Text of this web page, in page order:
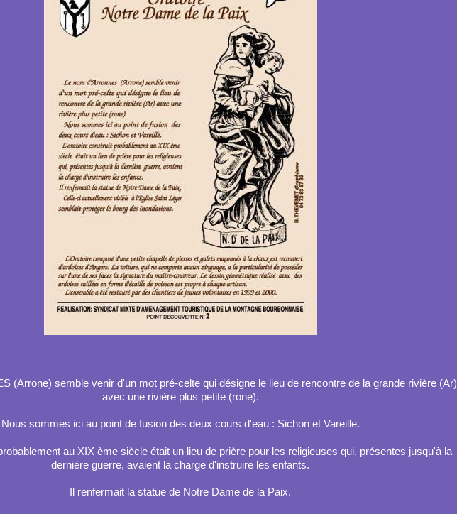
(Arrone) semble venir d'un mot pré-celte qui désigne le lieu de rencontre de la grande rivière (Ar)
avec une rivière plus petite (rone).
Nous sommes ici au point de fusion des deux cours d'eau : Sichon et Vareille.
au XIX ème siècle était un lieu de prière pour les religieuses qui, présentes jusqu'à la
dernière guerre, avaient la charge d'instruire les enfants.
Il renfermait la statue de Notre Dame de la Paix.